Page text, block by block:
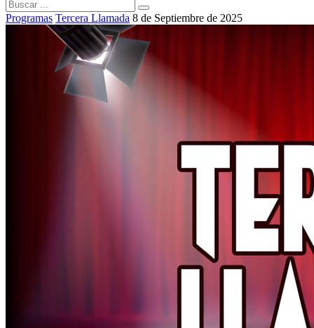
Programas Tercera Llamada 8 de Septiembre de 2025